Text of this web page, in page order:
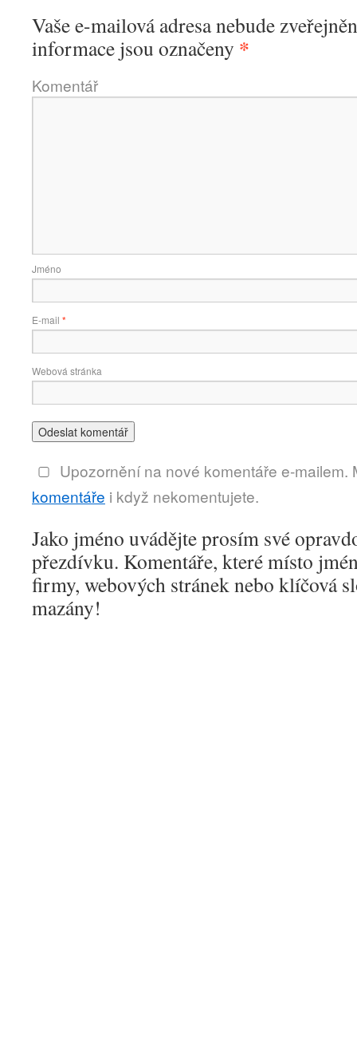
Vaše e-mailová adresa nebude
informace jsou označeny *
Komentář
Jméno
E-mail *
Webová stránka
Upozornění na nové komentáře e-mailem.
komentáře i když nekomentujete.
Jako jméno uvádějte prosím své
přezdívku. Komentáře, které místo
firmy, webových stránek nebo klíčová
mazány!